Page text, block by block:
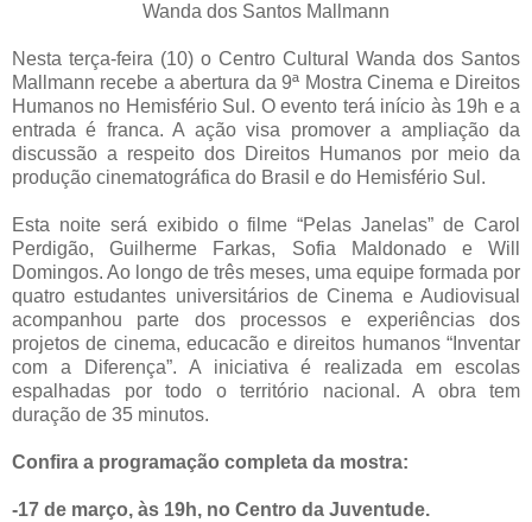
Wanda dos Santos Mallmann
Nesta terça-feira (10) o Centro Cultural Wanda dos Santos
Mallmann recebe a abertura da 9ª Mostra Cinema e Direitos
Humanos no Hemisfério Sul. O evento terá início às 19h e a
entrada é franca. A ação visa promover a ampliação da
discussão a respeito dos Direitos Humanos por meio da
produção cinematográfica do Brasil e do Hemisfério Sul.
Esta noite será exibido o filme “Pelas Janelas” de Carol
Perdigão, Guilherme Farkas, Sofia Maldonado e Will
Domingos. Ao longo de três meses, uma equipe formada por
quatro estudantes universitários de Cinema e Audiovisual
acompanhou parte dos processos e experiências dos
projetos de cinema, educacão e direitos humanos “Inventar
com a Diferença”. A iniciativa é realizada em escolas
espalhadas por todo o território nacional. A obra tem
duração de 35 minutos.
Confira a programação completa da mostra:
-17 de março, às 19h, no Centro da Juventude.